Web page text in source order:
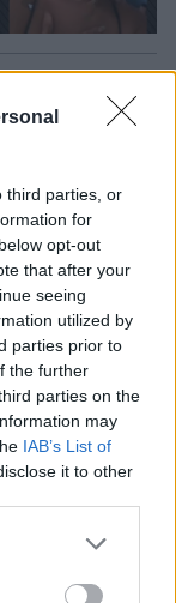
third parties, or
for
opt-out
that after your
seeing
utilized by
parties prior to
the further
parties on the
may
IAB’s List of
it to other
more Google
may click to